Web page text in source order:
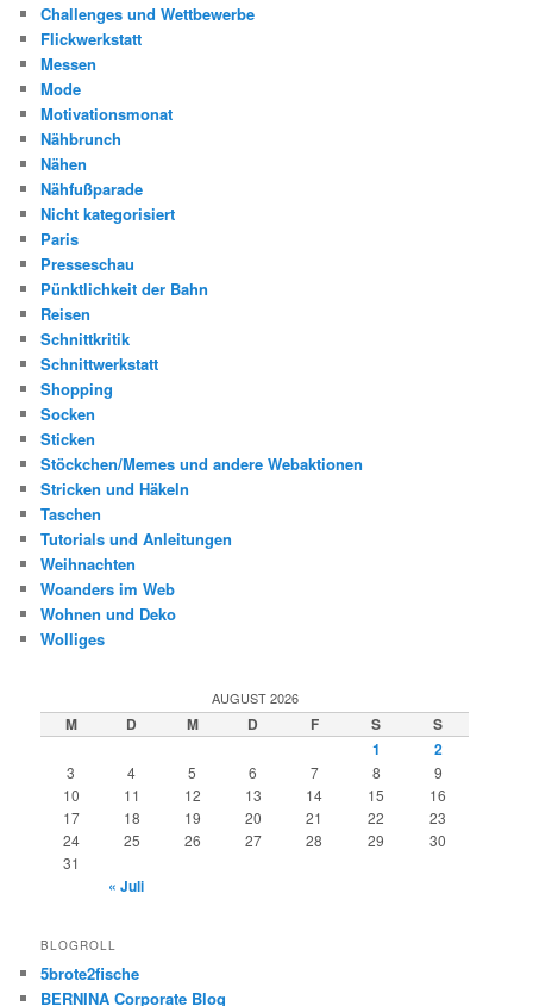
Challenges und Wettbewerbe
Flickwerkstatt
Messen
Mode
Motivationsmonat
Nähbrunch
Nähen
Nähfußparade
Nicht kategorisiert
Paris
Presseschau
Pünktlichkeit der Bahn
Reisen
Schnittkritik
Schnittwerkstatt
Shopping
Socken
Sticken
Stöckchen/Memes und andere Webaktionen
Stricken und Häkeln
Taschen
Tutorials und Anleitungen
Weihnachten
Woanders im Web
Wohnen und Deko
Wolliges
AUGUST 2026
M D M D F S
S
1
2
3 4 5 6 7 8
9
10
11 12 13 14 15
16
17
18 19 20 21 22
23
24
25 26 27 28 29
30
31
« Juli
BLOGROLL
5brote2fische
BERNINA Corporate Blog